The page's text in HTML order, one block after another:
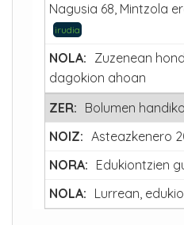
Nagusia 68, Mintzola
irudia
Zuzenean
dagokion ahoan
Bolumen
Asteazkenero
Edukiontzien
Lurrean,